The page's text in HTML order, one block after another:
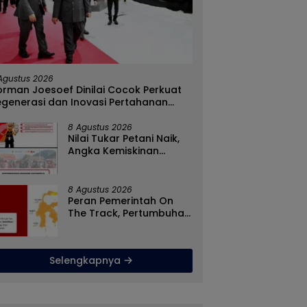
Penyebaran Paham
Satgaswil Gorontalo
1 Kabila
Kumperindag Pemprov
Gorontalo
2026
Joesoef Dinilai Cocok Perkuat
dan Inovasi Pertahanan
8 Agustus 2026
Nilai Tukar Petani Naik,
Angka Kemiskinan
Ekonomi Dan Dinikmati
Masyarakat
8 Agustus 2026
Peran Pemerintah On
The Track, Pertumbuhan
Selengkapnya